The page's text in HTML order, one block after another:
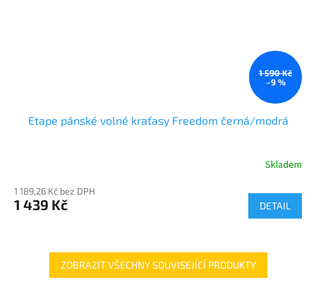
1 590 Kč
–9 %
Etape pánské volné kraťasy Freedom černá/modrá
Skladem
1 189,26 Kč bez DPH
1 439 Kč DETAIL
ZOBRAZIT VŠECHNY SOUVISEJÍCÍ PRODUKTY